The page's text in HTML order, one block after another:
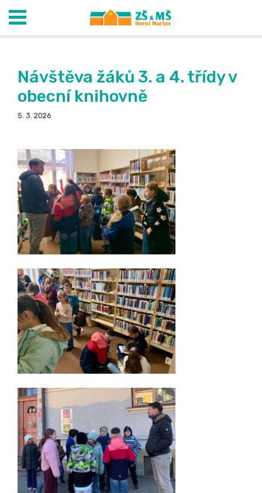
Návštěva žáků 3. a 4. třídy v
obecní knihovně
5. 3. 2026